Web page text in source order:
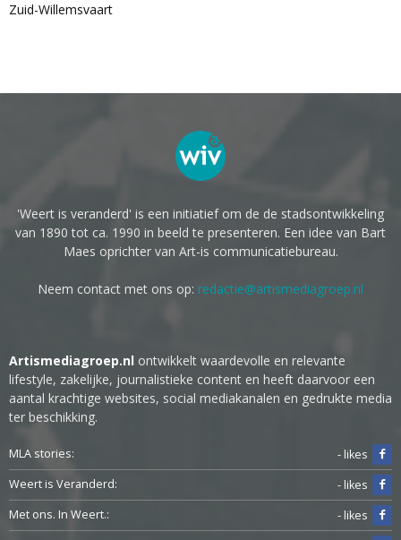
Zuid-Willemsvaart
'Weert is veranderd' is een initiatief om de de stadsontwikkeling
van 1890 tot ca. 1990 in beeld te presenteren. Een idee van Bart
Maes oprichter van Art-is communicatiebureau.
Neem contact met ons op: redactie@artismediagroep.nl
Artismediagroep.nl ontwikkelt waardevolle en relevante
lifestyle, zakelijke, journalistieke content en heeft daarvoor een
aantal krachtige websites, social mediakanalen en gedrukte media
ter beschikking.
MLA stories:
- likes
Weert is Veranderd:
- likes
Met ons. In Weert.:
- likes